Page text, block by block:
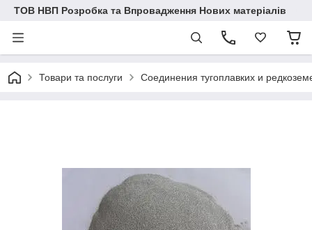
ТОВ НВП Розробка та Впровадження Нових матеріалів
Товари та послуги Соединения тугоплавких и